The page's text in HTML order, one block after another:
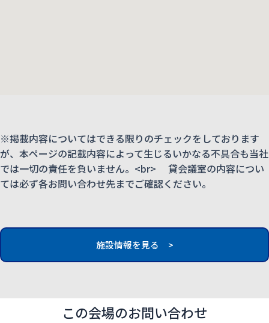
※掲載内容についてはできる限りのチェックをしております
が、本ページの記載内容によって生じるいかなる不具合も当社
では一切の責任を負いません。<br> 貸会議室の内容につい
ては必ず各お問い合わせ先までご確認ください。
施設情報を見る >
この会場のお問い合わせ